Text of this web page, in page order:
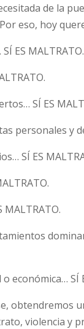
de la
eso, hoy
ES MALTRATO.
SÍ ES
personales y
SÍ ES
económica… SÍ
violencia y